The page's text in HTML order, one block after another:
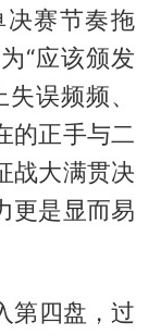
赛节奏拖
“应该颁发
误频频、
的正手与二
战大满贯决
更是显而易
第四盘，过